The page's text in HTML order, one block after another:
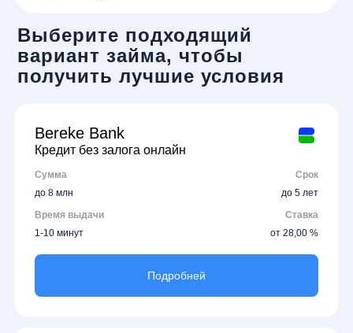
Выберите подходящий
вариант займа, чтобы
получить лучшие условия
Bereke Bank
Кредит без залога онлайн
Сумма
Срок
до 8 млн
до 5 лет
Время выдачи
Ставка
1-10 минут
от 28,00 %
Подробней